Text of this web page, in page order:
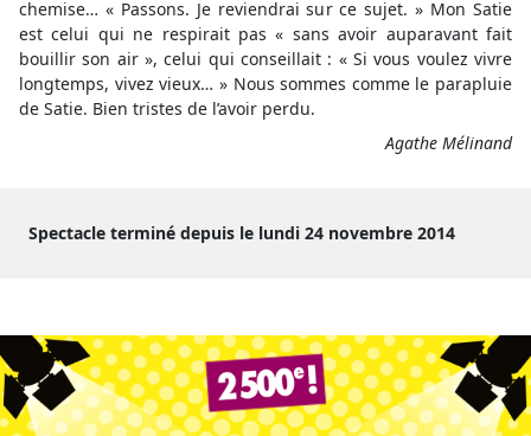
chemise… « Passons. Je reviendrai sur ce sujet. » Mon Satie
est celui qui ne respirait pas « sans avoir auparavant fait
bouillir son air », celui qui conseillait : « Si vous voulez vivre
longtemps, vivez vieux… » Nous sommes comme le parapluie
de Satie. Bien tristes de l’avoir perdu.
Agathe Mélinand
Spectacle terminé depuis le lundi 24 novembre 2014